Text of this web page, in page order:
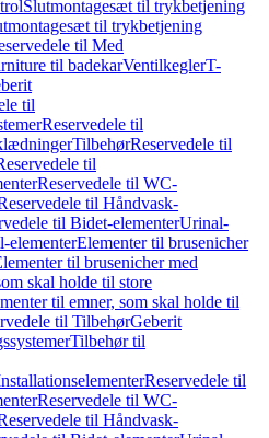
Slutmontagesæt til trykbetjening
til trykbetjening
til Med
til badekarVentilkeglerT-
til
Reservedele til
TilbehørReservedele til
til
Reservedele til WC-
til Håndvask-
til Bidet-elementerUrinal-
elementerElementer til brusenicher
til brusenicher med
skal holde til store
til emner, som skal holde til
til TilbehørGeberit
Tilbehør til
Reservedele til
Reservedele til WC-
til Håndvask-